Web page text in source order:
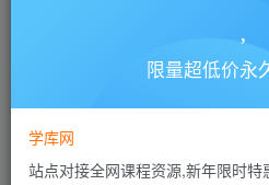
《APP无限试玩项目》长期赚钱
此内容为付费资源，请付费后查看
10
限量超低价永
学库网
站点对接全网课程资源,新年限时特